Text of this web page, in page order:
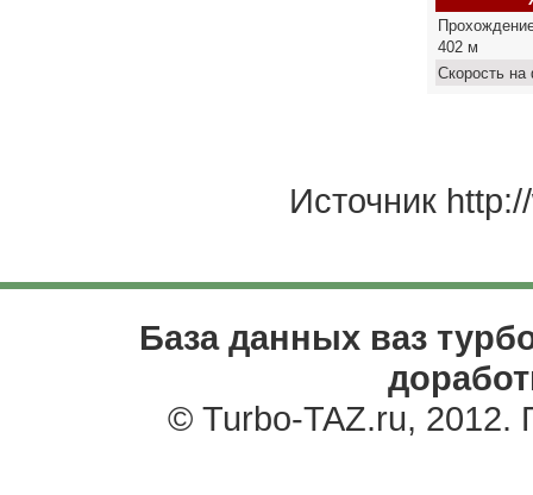
402 м
Скорость
Источник
База данных ваз
© Turbo-TAZ.ru, 2012.